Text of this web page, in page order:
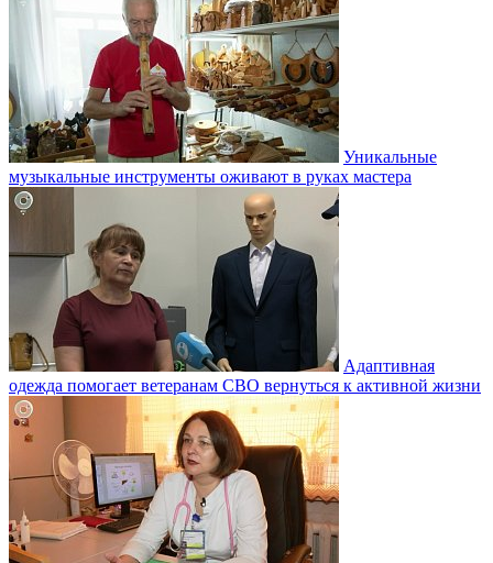
Уникальные
музыкальные инструменты оживают в руках мастера
Адаптивная
одежда помогает ветеранам СВО вернуться к активной жизни